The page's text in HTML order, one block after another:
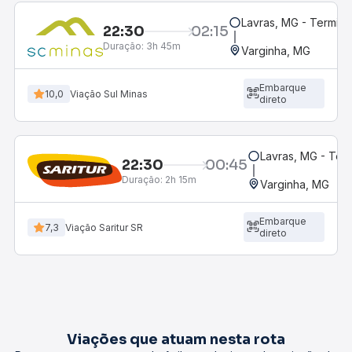
22:30 02:15
Duração: 3h 45m
Lavras, MG -
Varginha, MG
10,0 Viação Sul Minas
Embarque
direto
22:30 00:45
Duração: 2h 15m
Lavras, MG -
Varginha, MG
7,3 Viação Saritur SR
Embarque
direto
Viações que atuam nesta rota